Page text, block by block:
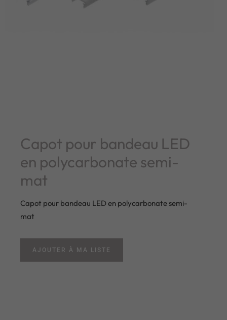
Capot pour bandeau LED
en polycarbonate semi-
mat
Capot pour bandeau LED en polycarbonate semi-
mat
AJOUTER À MA LISTE